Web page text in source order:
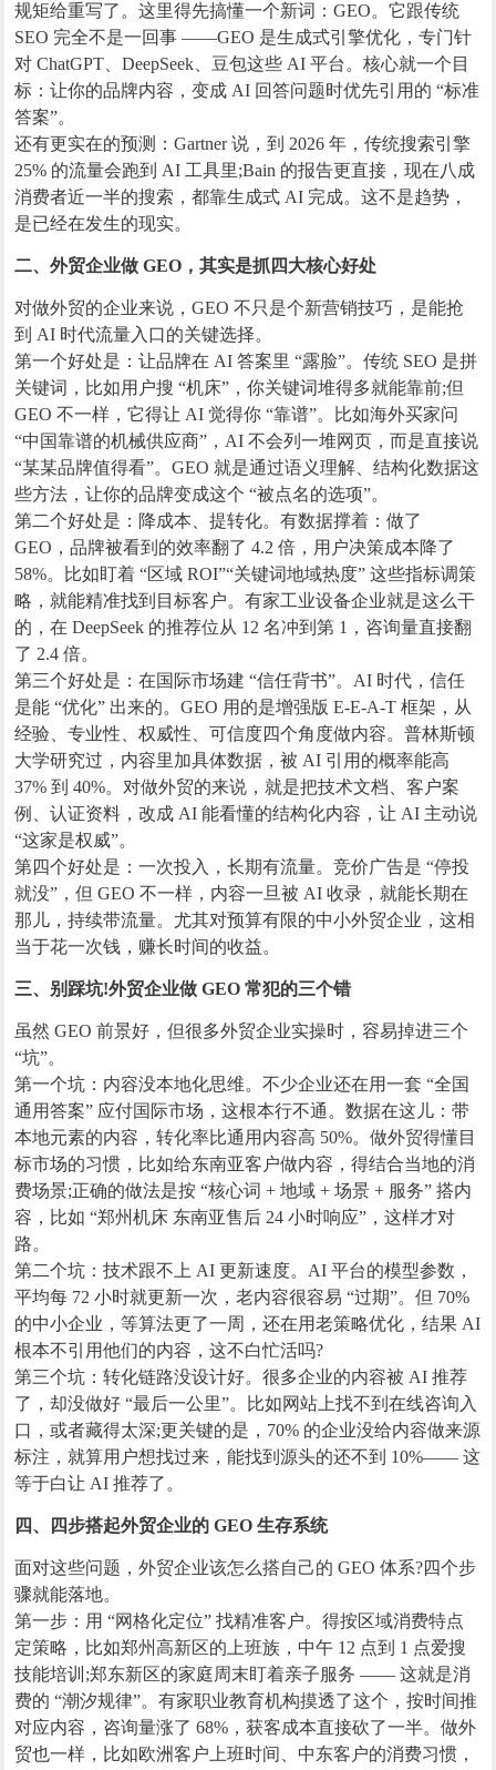
规矩给重写了。这里得先搞懂一个新词：GEO。它跟传统
SEO 完全不是一回事 ——GEO 是生成式引擎优化，专门针
对 ChatGPT、DeepSeek、豆包这些 AI 平台。核心就一个目
标：让你的品牌内容，变成 AI 回答问题时优先引用的 “标准
答案”。
还有更实在的预测：Gartner 说，到 2026 年，传统搜索引擎
25% 的流量会跑到 AI 工具里;Bain 的报告更直接，现在八成
消费者近一半的搜索，都靠生成式 AI 完成。这不是趋势，
是已经在发生的现实。
二、外贸企业做 GEO，其实是抓四大核心好处
对做外贸的企业来说，GEO 不只是个新营销技巧，是能抢
到 AI 时代流量入口的关键选择。
第一个好处是：让品牌在 AI 答案里 “露脸”。传统 SEO 是拼
关键词，比如用户搜 “机床”，你关键词堆得多就能靠前;但
GEO 不一样，它得让 AI 觉得你 “靠谱”。比如海外买家问
“中国靠谱的机械供应商”，AI 不会列一堆网页，而是直接说
“某某品牌值得看”。GEO 就是通过语义理解、结构化数据这
些方法，让你的品牌变成这个 “被点名的选项”。
第二个好处是：降成本、提转化。有数据撑着：做了
GEO，品牌被看到的效率翻了 4.2 倍，用户决策成本降了
58%。比如盯着 “区域 ROI”“关键词地域热度” 这些指标调策
略，就能精准找到目标客户。有家工业设备企业就是这么干
的，在 DeepSeek 的推荐位从 12 名冲到第 1，咨询量直接翻
了 2.4 倍。
第三个好处是：在国际市场建 “信任背书”。AI 时代，信任
是能 “优化” 出来的。GEO 用的是增强版 E-E-A-T 框架，从
经验、专业性、权威性、可信度四个角度做内容。普林斯顿
大学研究过，内容里加具体数据，被 AI 引用的概率能高
37% 到 40%。对做外贸的来说，就是把技术文档、客户案
例、认证资料，改成 AI 能看懂的结构化内容，让 AI 主动说
“这家是权威”。
第四个好处是：一次投入，长期有流量。竞价广告是 “停投
就没”，但 GEO 不一样，内容一旦被 AI 收录，就能长期在
那儿，持续带流量。尤其对预算有限的中小外贸企业，这相
当于花一次钱，赚长时间的收益。
三、别踩坑!外贸企业做 GEO 常犯的三个错
虽然 GEO 前景好，但很多外贸企业实操时，容易掉进三个
“坑”。
第一个坑：内容没本地化思维。不少企业还在用一套 “全国
通用答案” 应付国际市场，这根本行不通。数据在这儿：带
本地元素的内容，转化率比通用内容高 50%。做外贸得懂目
标市场的习惯，比如给东南亚客户做内容，得结合当地的消
费场景;正确的做法是按 “核心词 + 地域 + 场景 + 服务” 搭内
容，比如 “郑州机床 东南亚售后 24 小时响应”，这样才对
路。
第二个坑：技术跟不上 AI 更新速度。AI 平台的模型参数，
平均每 72 小时就更新一次，老内容很容易 “过期”。但 70%
的中小企业，等算法更了一周，还在用老策略优化，结果 AI
根本不引用他们的内容，这不白忙活吗?
第三个坑：转化链路没设计好。很多企业的内容被 AI 推荐
了，却没做好 “最后一公里”。比如网站上找不到在线咨询入
口，或者藏得太深;更关键的是，70% 的企业没给内容做来源
标注，就算用户想找过来，能找到源头的还不到 10%—— 这
等于白让 AI 推荐了。
四、四步搭起外贸企业的 GEO 生存系统
面对这些问题，外贸企业该怎么搭自己的 GEO 体系?四个步
骤就能落地。
第一步：用 “网格化定位” 找精准客户。得按区域消费特点
定策略，比如郑州高新区的上班族，中午 12 点到 1 点爱搜
技能培训;郑东新区的家庭周末盯着亲子服务 —— 这就是消
费的 “潮汐规律”。有家职业教育机构摸透了这个，按时间推
对应内容，咨询量涨了 68%，获客成本直接砍了一半。做外
贸也一样，比如欧洲客户上班时间、中东客户的消费习惯，